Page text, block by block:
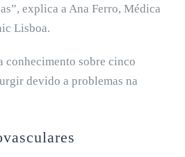
explica a Ana Ferro, Médica
Lisboa.
conhecimento sobre cinco
devido a problemas na